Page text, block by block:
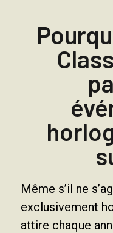
Même s’il ne
exclusivement
attire chaque